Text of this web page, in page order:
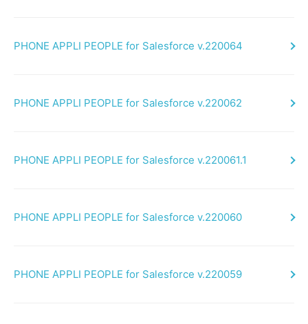
PHONE APPLI PEOPLE for Salesforce v.220064
PHONE APPLI PEOPLE for Salesforce v.220062
PHONE APPLI PEOPLE for Salesforce v.220061.1
PHONE APPLI PEOPLE for Salesforce v.220060
PHONE APPLI PEOPLE for Salesforce v.220059